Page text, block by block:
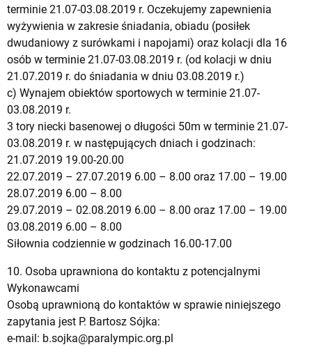
terminie 21.07-03.08.2019 r. Oczekujemy zapewnienia
wyżywienia w zakresie śniadania, obiadu (posiłek
dwudaniowy z surówkami i napojami) oraz kolacji dla 16
osób w terminie 21.07-03.08.2019 r. (od kolacji w dniu
21.07.2019 r. do śniadania w dniu 03.08.2019 r.)
c) Wynajem obiektów sportowych w terminie 21.07-
03.08.2019 r.
3 tory niecki basenowej o długości 50m w terminie 21.07-
03.08.2019 r. w następujących dniach i godzinach:
21.07.2019 19.00-20.00
22.07.2019 – 27.07.2019 6.00 – 8.00 oraz 17.00 – 19.00
28.07.2019 6.00 – 8.00
29.07.2019 – 02.08.2019 6.00 – 8.00 oraz 17.00 – 19.00
03.08.2019 6.00 – 8.00
Siłownia codziennie w godzinach 16.00-17.00
10. Osoba uprawniona do kontaktu z potencjalnymi
Wykonawcami
Osobą uprawnioną do kontaktów w sprawie niniejszego
zapytania jest P. Bartosz Sójka:
e-mail: b.sojka@paralympic.org.pl